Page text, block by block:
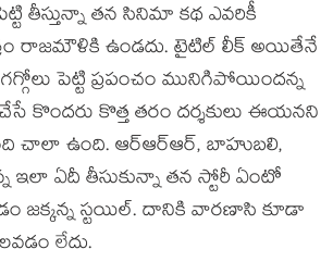
తీస్తున్నా తన సినిమా కథ ఎవరికీ
రాజమౌళికి ఉండదు. టైటిల్ లీక్ అయితేనే
పెట్టి ప్రపంచం మునిగిపోయిందన్న
కొందరు కొత్త తరం దర్శకులు ఈయనని
చాలా ఉంది. ఆర్ఆర్ఆర్, బాహుబలి,
ఏదీ తీసుకున్నా తన స్టోరీ ఏంటో
జక్కన్న స్టయిల్. దానికి వారణాసి కూడా
లేదు.